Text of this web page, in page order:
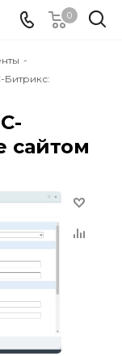
0
-
Битрикс:
сайтом